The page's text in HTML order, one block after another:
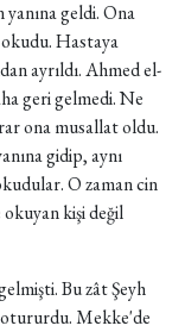
geldi. Ona
Hastaya
ayrıldı. Ahmed el-
geri gelmedi. Ne
ona musallat oldu.
gidip, aynı
O zaman cin
kişi değil
Bu zât Şeyh
otururdu. Mekke'de